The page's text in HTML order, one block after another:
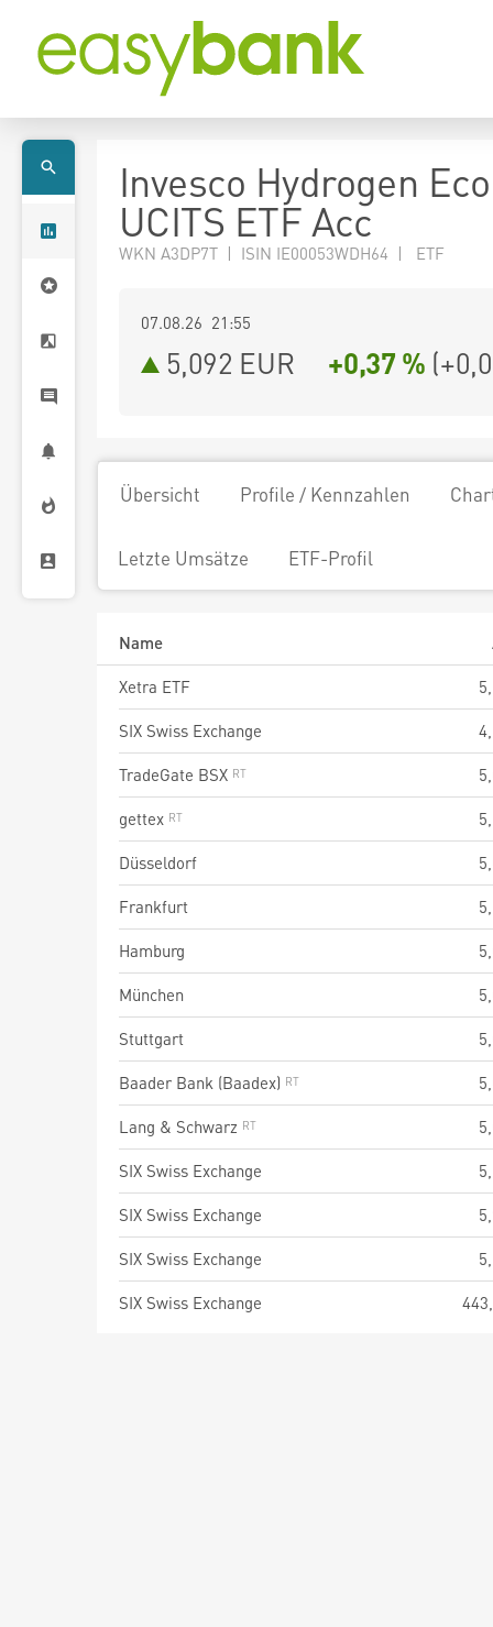
Invesco Hydrogen
UCITS ETF Acc
WKN A3DP7T | ISIN IE00053WDH64 | ETF
07.08.26 21:55
5,092 EUR +0,37 % (
Übersicht Profile / Kennzahlen
Letzte Umsätze ETF-Profil
Name
Xetra ETF
SIX Swiss Exchange
TradeGate BSX
gettex
Düsseldorf
Frankfurt
Hamburg
München
Stuttgart
Baader Bank (Baadex)
Lang & Schwarz
SIX Swiss Exchange
SIX Swiss Exchange
SIX Swiss Exchange
SIX Swiss Exchange